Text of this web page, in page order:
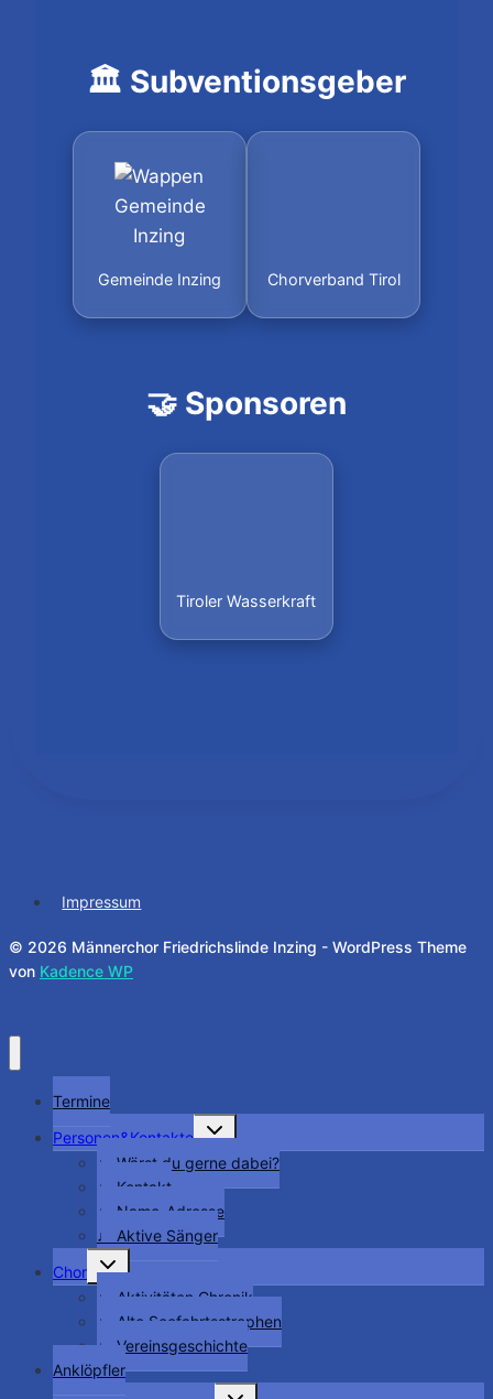
🏛️ Subventionsgeber
Gemeinde Inzing Chorverband Tirol
🤝 Sponsoren
Tiroler Wasserkraft
Impressum
© 2026 Männerchor Friedrichslinde Inzing - WordPress Theme
von Kadence WP
Termine
Personen&Kontakte
Untermenü
umschalten
♩ Wärst du gerne dabei?
♩ Kontakt
♩ Name-Adresse
♩ Aktive Sänger
Chor
Untermenü
umschalten
♩ Aktivitäten Chronik
♩ Alte Seefahrtsstrophen
♩ Vereinsgeschichte
Anklöpfler
Untermenü